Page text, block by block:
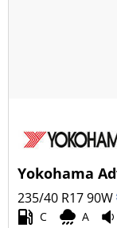
Yokohama
235/40 R1790W
C A